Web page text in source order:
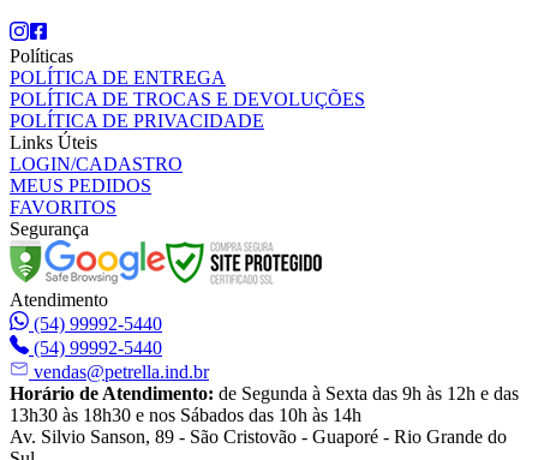
Políticas
POLÍTICA DE ENTREGA
POLÍTICA DE TROCAS E DEVOLUÇÕES
POLÍTICA DE PRIVACIDADE
Links Úteis
LOGIN/CADASTRO
MEUS PEDIDOS
FAVORITOS
Segurança
Atendimento
(54) 99992-5440
(54) 99992-5440
vendas@petrella.ind.br
Horário de Atendimento: de Segunda à Sexta das 9h às 12h e das
13h30 às 18h30 e nos Sábados das 10h às 14h
Av. Silvio Sanson, 89 - São Cristovão - Guaporé - Rio Grande do